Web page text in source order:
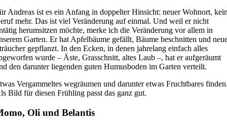
Andreas ist es ein Anfang in doppelter Hinsicht: neuer Wohnort,
mehr. Das ist viel Veränderung auf einmal. Und weil er nicht
herumsitzen möchte, merke ich die Veränderung vor allem in
Garten. Er hat Apfelbäume gefällt, Bäume beschnitten und
gepflanzt. In den Ecken, in denen jahrelang einfach alles
wurde – Äste, Grasschnitt, altes Laub –, hat er aufgeräumt
den darunter liegenden guten Humusboden im Garten verteilt.
Vergammeltes wegräumen und darunter etwas Fruchtbares
Bild für diesen Frühling passt das ganz gut.
Oli und Belantis